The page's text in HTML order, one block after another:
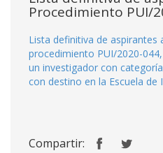
Procedimiento PUI/
Lista definitiva de aspirantes
procedimiento PUI/2020-
un investigador con
con destino en la Escuela de
Compartir: